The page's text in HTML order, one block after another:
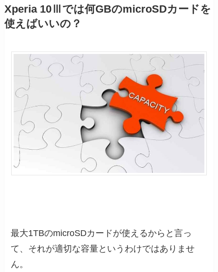
Xperia 10Ⅲでは何GBのmicroSDカードを
使えばいいの？
最大1TBのmicroSDカードが使えるからと言っ
て、それが適切な容量というわけではありませ
ん。